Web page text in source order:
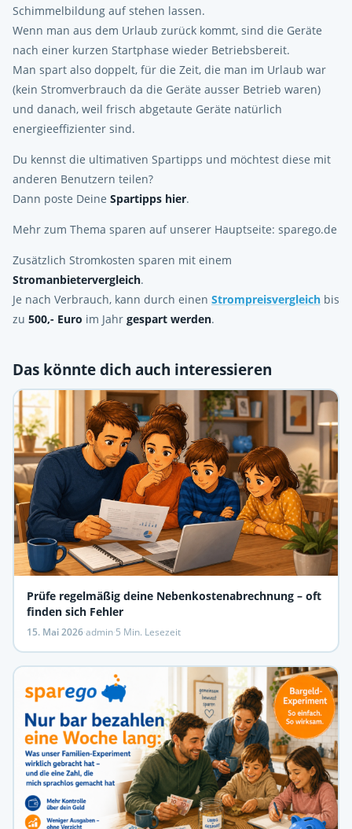
Schimmelbildung auf stehen lassen.
Wenn man aus dem Urlaub zurück kommt, sind die Geräte
nach einer kurzen Startphase wieder Betriebsbereit.
Man spart also doppelt, für die Zeit, die man im Urlaub war
(kein Stromverbrauch da die Geräte ausser Betrieb waren)
und danach, weil frisch abgetaute Geräte natürlich
energieeffizienter sind.
Du kennst die ultimativen Spartipps und möchtest diese mit
anderen Benutzern teilen?
Dann poste Deine Spartipps hier.
Mehr zum Thema sparen auf unserer Hauptseite: sparego.de
Zusätzlich Stromkosten sparen mit einem
Stromanbietervergleich.
Je nach Verbrauch, kann durch einen Strompreisvergleich bis
zu 500,- Euro im Jahr gespart werden.
Das könnte dich auch interessieren
Prüfe regelmäßig deine Nebenkostenabrechnung – oft
finden sich Fehler
15. Mai 2026·admin·5 Min. Lesezeit